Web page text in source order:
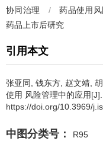
协同治理 / 药品使用
药品上市后研究
引用本文
张亚同, 钱东方, 赵文靖,
使用 风险管理中的应用
https://doi.org/10.3969/
中图分类号： R95